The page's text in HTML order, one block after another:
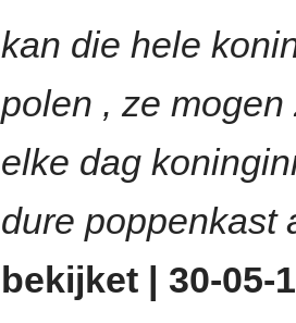
kan die hele
polen , ze
elke dag
dure poppenkast
bekijket | 30-05-